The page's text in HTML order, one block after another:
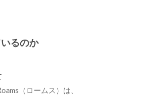
るのか
（ロームス）は、